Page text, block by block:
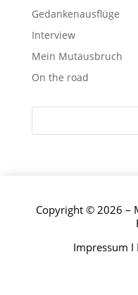
Gedankenausflüge
Interview
Mein Mutausbruch
On the road
Copyright © 2026 –
Impressum I